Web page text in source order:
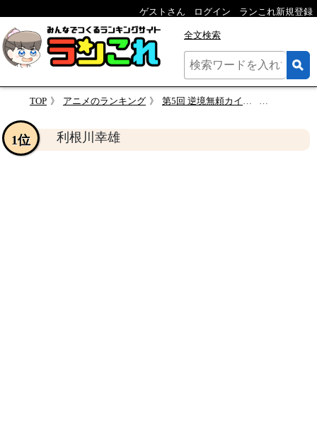
ゲストさん ログイン ランこれ新規登録
全文検索
TOP アニメのランキング 第5回 逆境無頼カイジ 人気キャラクター投票
利根川幸雄
1位